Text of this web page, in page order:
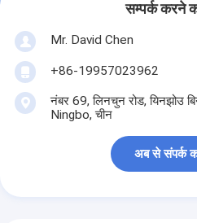
सम्पर्क करने
Mr. David Chen
+86-19957023962
नंबर 69, लिनचुन रोड, यिनझोउ
Ningbo, चीन
अब से संपर्क